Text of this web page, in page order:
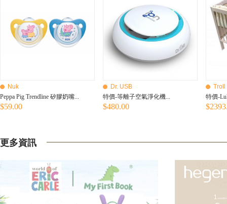
Nuk
Peppa Pig Trendline 矽膠奶嘴...
$59.00
Dr. USB
特價-等離子空氣淨化機...
$480.00
Troll
特價-
更多資訊